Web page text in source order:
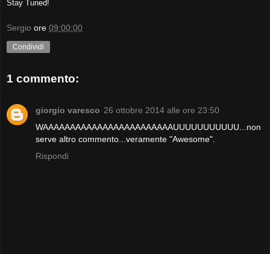
Stay Tuned!
Sergio ore 09:00:00
Condividi
1 commento:
giorgio varesco 26 ottobre 2014 alle ore 23:50
WAAAAAAAAAAAAAAAAAAAAAAAAUUUUUUUUUUU...non
serve altro commento...veramente "Awesome".
Rispondi